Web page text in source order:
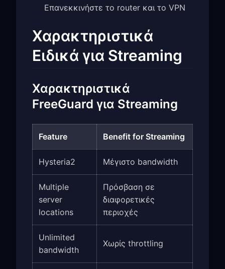
Επανεκκινήστε το router και το VPN
Χαρακτηριστικά
Ειδικά για Streaming
Χαρακτηριστικά
FreeGuard για Streaming
Feature Benefit for Streaming
Hysteria2 Μέγιστο bandwidth
Multiple
server
locations
Πρόσβαση σε
διαφορετικές
περιοχές
Unlimited
bandwidth
Χωρίς throttling